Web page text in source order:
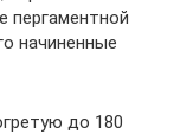
пергаментной
начиненные
до 180